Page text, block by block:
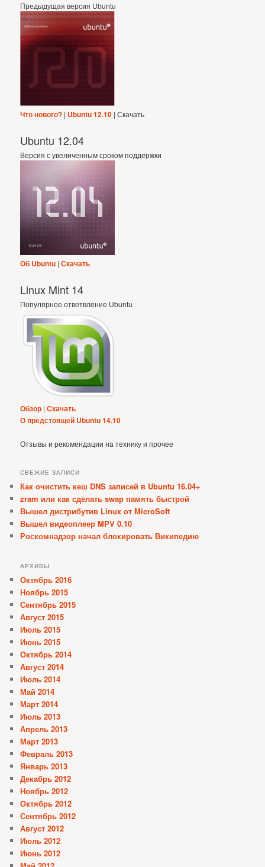
Предыдущая версия Ubuntu
Что нового? | Ubuntu 12.10 | Скачать
Ubuntu 12.04
Версия с увеличенным сроком поддержки
Об Ubuntu |Скачать
Linux Mint 14
Популярное ответвление Ubuntu
Обзор |Скачать
О предстоящей Ubuntu 14.10
Отзывы и рекомендации на технику и прочее
СВЕЖИЕ ЗАПИСИ
Как очистить кеш DNS записей в Ubuntu 16.04+
zram или как сделать swap память быстрой
Вышел дистрибутив Linux от MicroSoft
Вышел видеоплеер MPV 0.10
Роскомнадзор начал блокировать Википедию
АРХИВЫ
Октябрь 2016
Ноябрь 2015
Сентябрь 2015
Август 2015
Июль 2015
Июнь 2015
Октябрь 2014
Август 2014
Июль 2014
Май 2014
Март 2014
Июль 2013
Апрель 2013
Март 2013
Февраль 2013
Январь 2013
Декабрь 2012
Ноябрь 2012
Октябрь 2012
Сентябрь 2012
Август 2012
Июль 2012
Июнь 2012